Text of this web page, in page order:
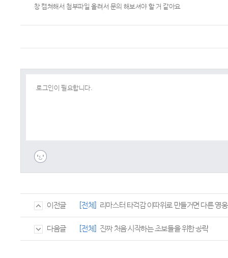
창 캡쳐해서 첨부파일 올려서 문의 해보셔야 할 거 같아요
이전글 [전체] 리마스터 타격감 이따위로 만들거면 다른 영
다음글 [전체] 진짜 처음 시작하는 초보들을 위한 공략